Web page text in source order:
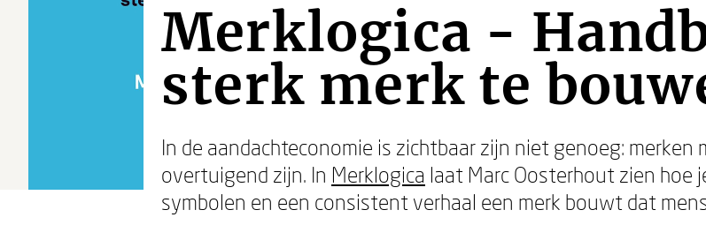
Merklogica -
sterk merk te
In de aandachteconomie is zichtbaar zijn niet genoeg: merken
overtuigend zijn. In Merklogica laat Marc Oosterhout zien hoe
symbolen en een consistent verhaal een merk bouwt dat